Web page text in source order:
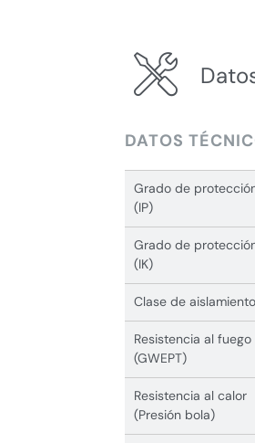
DATOS
Grado de
(IP)
Grado de
(IK)
Clase de aislamiento
Resistencia al fuego
(GWEPT)
Resistencia al calor
(Presión bola)